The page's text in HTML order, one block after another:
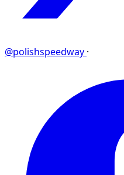
@polishspeedway ·